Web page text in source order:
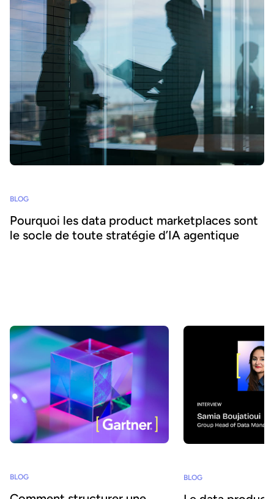
BLOG
Pourquoi les data product marketplaces sont
le socle de toute stratégie d’IA agentique
BLOG BLOG